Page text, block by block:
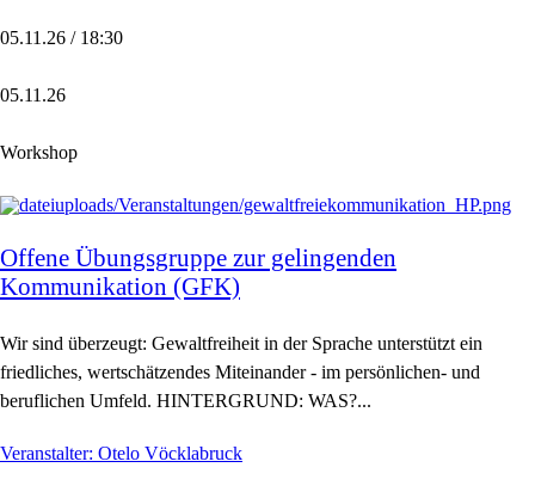
05.11.26 / 18:30
05.11.26
Workshop
Offene Übungsgruppe zur gelingenden
Kommunikation (GFK)
Wir sind überzeugt: Gewaltfreiheit in der Sprache unterstützt ein
friedliches, wertschätzendes Miteinander - im persönlichen- und
beruflichen Umfeld. HINTERGRUND: WAS?...
Veranstalter: Otelo Vöcklabruck